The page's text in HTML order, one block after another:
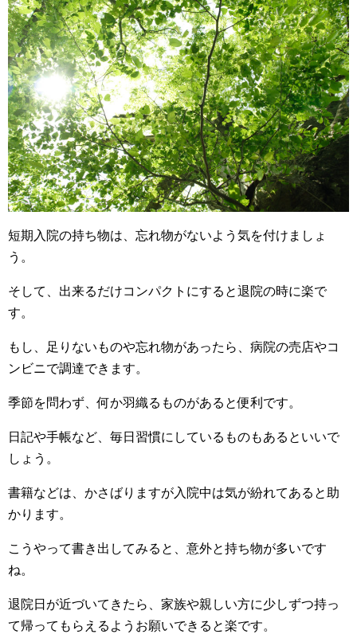
短期入院の持ち物は、忘れ物がないよう気を付けましょ
う。
そして、出来るだけコンパクトにすると退院の時に楽で
す。
もし、足りないものや忘れ物があったら、病院の売店やコ
ンビニで調達できます。
季節を問わず、何か羽織るものがあると便利です。
日記や手帳など、毎日習慣にしているものもあるといいで
しょう。
書籍などは、かさばりますが入院中は気が紛れてあると助
かります。
こうやって書き出してみると、意外と持ち物が多いです
ね。
退院日が近づいてきたら、家族や親しい方に少しずつ持っ
て帰ってもらえるようお願いできると楽です。